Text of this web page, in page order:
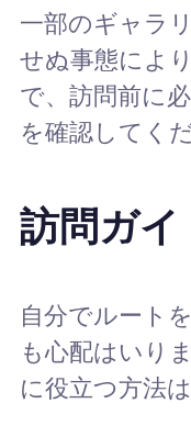
一部のギャラ
せぬ事態によ
で、訪問前に
を確認してく
訪問ガイ
自分でルート
も心配はいり
に役立つ方法